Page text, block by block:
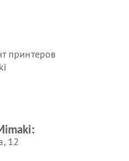
принтеров
12